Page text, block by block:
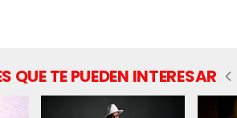
QUE TE PUEDEN INTERESAR